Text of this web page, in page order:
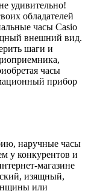
удивительно!
обладателей
часы Casio
внешний вид.
шаги и
часы
прибор
наручные часы
у конкурентов и
магазине
изящный,
или